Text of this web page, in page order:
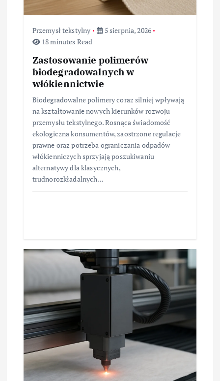
Przemysł tekstylny
5 sierpnia, 2026
18 minutes Read
Zastosowanie polimerów
biodegradowalnych w
włókiennictwie
Biodegradowalne polimery coraz silniej wpływają
na kształtowanie nowych kierunków rozwoju
przemysłu tekstylnego. Rosnąca świadomość
ekologiczna konsumentów, zaostrzone regulacje
prawne oraz potrzeba ograniczania odpadów
włókienniczych sprzyjają poszukiwaniu
alternatywy dla klasycznych,
trudnorozkładalnych…